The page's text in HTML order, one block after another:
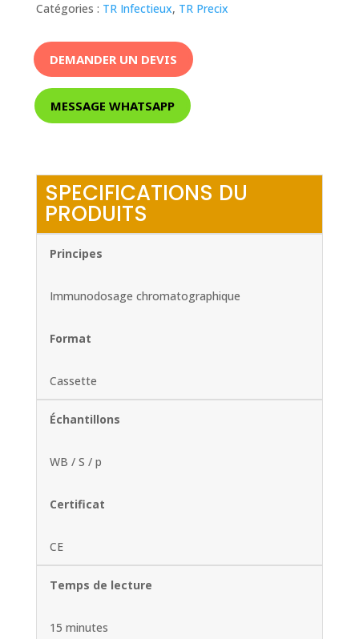
Catégories : TR Infectieux, TR Precix
DEMANDER UN DEVIS
MESSAGE WHATSAPP
SPECIFICATIONS DU
PRODUITS
Principes
Immunodosage chromatographique
Format
Cassette
Échantillons
WB / S / p
Certificat
CE
Temps de lecture
15 minutes